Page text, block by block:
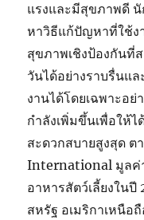
แรงและมีสุขภาพดี
หาวิธีแก้ปัญหาที่ใช้ง
สุขภาพเชิงป้องกันที่
วันได้อย่างราบรื่นแ
งานได้โดยเฉพาะอย่
กำลังเพิ่มขึ้นเพื่อให้
สะดวกสบายสูงสุด
International มูลค่
อาหารสัตว์เลี้ยงใน
สหรัฐ อเมริกาเหนือ